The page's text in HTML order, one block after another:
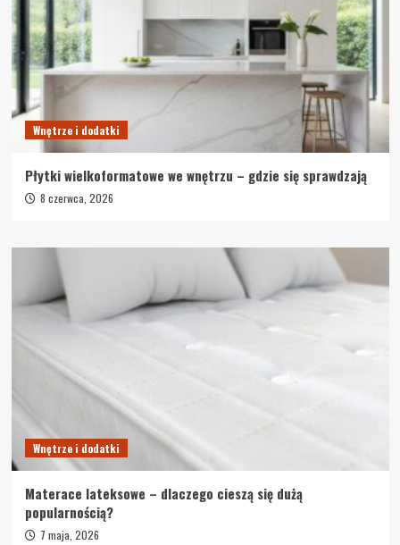
Wnętrze i dodatki
Płytki wielkoformatowe we wnętrzu – gdzie się sprawdzają
8 czerwca, 2026
Wnętrze i dodatki
Materace lateksowe – dlaczego cieszą się dużą
popularnością?
7 maja, 2026